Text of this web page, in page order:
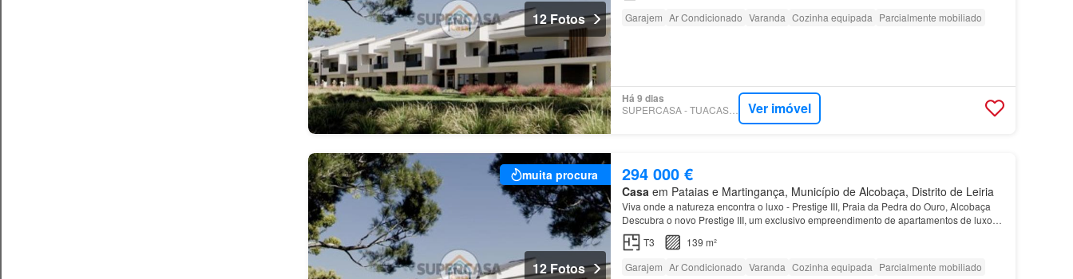
12 Fotos
Garajem Ar Condicionado Varanda Cozinha equipada Parcialmente mobiliado
Há 9 dias
SUPERCASA - TUACASA PORTUGAL Ver imóvel
muita procura
12 Fotos
294 000 €
Casaem Pataias e Martingança, Município de Alcobaça, Distrito de Leiria
Viva onde a natureza encontra o luxo - Prestige III, Praia da Pedra do Ouro, Alcobaça
Descubra o novo Prestige III, um exclusivo empreendimento de apartamentos de luxo
localizado na belíssima Praia da Pedra do Ouro, em Alcoba…
T3
139 m²
Garajem Ar Condicionado Varanda Cozinha equipada Parcialmente mobiliado